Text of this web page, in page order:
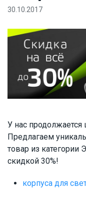
30.10.2017
У нас продолжается
Предлагаем
товар из категории
скидкой 30%!
корпуса для